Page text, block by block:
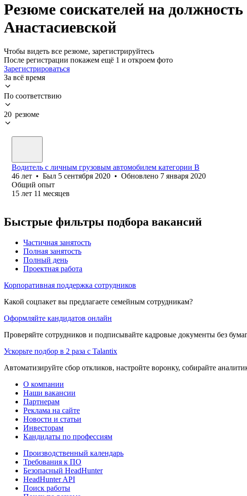
Резюме соискателей на
Анастасиевской
Чтобы видеть все резюме, зарегистрируйтесь
После регистрации покажем ещё 1 и откроем фото
Зарегистрироваться
За всё время
По соответствию
20 резюме
Водитель с личным грузовым автомобилем категории В
46 лет • Был 5 сентября 2020 • Обновлено 7 января 2020
Общий опыт
15 лет 11 месяцев
Быстрые фильтры подбора вакансий
Частичная занятость
Полная занятость
Полный день
Проектная работа
Корпоративная поддержка сотрудников
Какой соцпакет вы предлагаете семейным сотрудникам?
Оформляйте кандидатов онлайн
Проверяйте сотрудников и подписывайте кадровые документы без
Ускорьте подбор в 2 раза с Talantix
Автоматизируйте сбор откликов, настройте воронку, собирайте
О компании
Наши вакансии
Партнерам
Реклама на сайте
Новости и статьи
Инвесторам
Кандидаты по профессиям
Производственный календарь
Требования к ПО
Безопасный HeadHunter
HeadHunter API
Поиск работы